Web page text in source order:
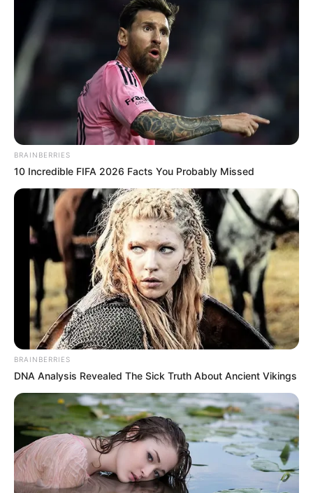
DRAMA
Ini Pemeran KDrama Terbaru
BRAINBERRIES
10 Incredible FIFA 2026 Facts You Probably Missed
BRAINBERRIES
DNA Analysis Revealed The Sick Truth About Ancient Vikings